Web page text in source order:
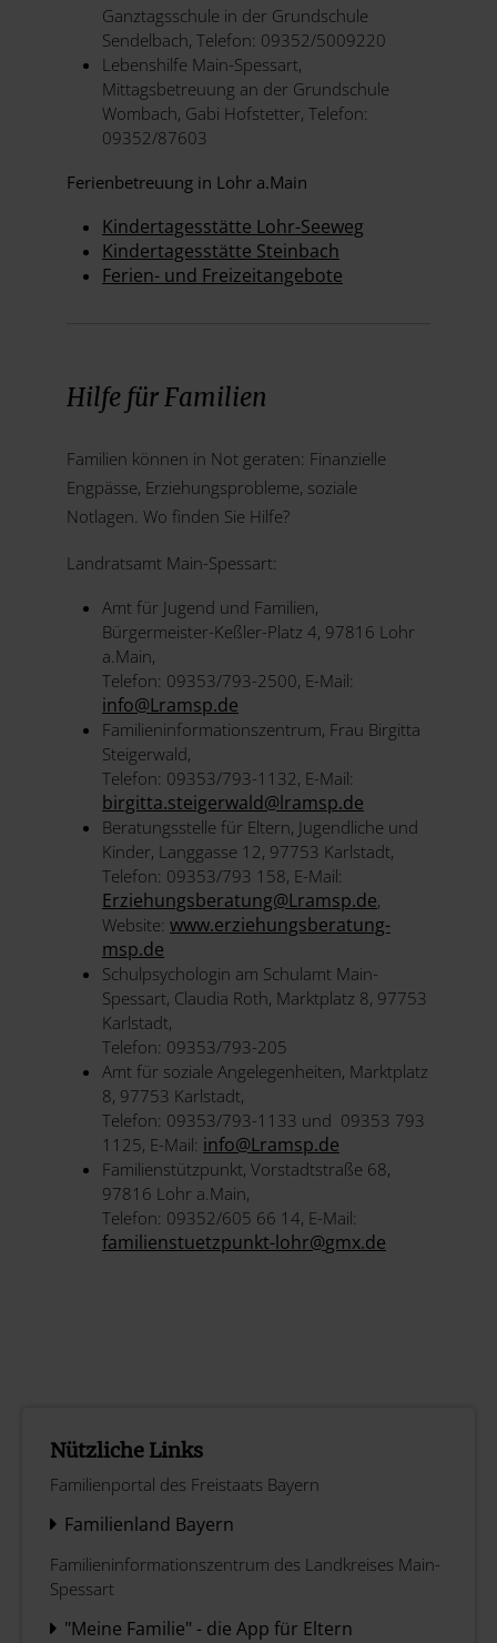
Ganztagsschule in der Grundschule
Sendelbach, Telefon: 09352/5009220
Lebenshilfe Main-Spessart,
Mittagsbetreuung an der Grundschule
Wombach, Gabi Hofstetter, Telefon:
09352/87603
Ferienbetreuung in Lohr a.Main
Kindertagesstätte Lohr-Seeweg
Kindertagesstätte Steinbach
Ferien- und Freizeitangebote
Hilfe für Familien
Familien können in Not geraten: Finanzielle
Engpässe, Erziehungsprobleme, soziale
Notlagen. Wo finden Sie Hilfe?
Landratsamt Main-Spessart:
Amt für Jugend und Familien,
Bürgermeister-Keßler-Platz 4, 97816 Lohr
a.Main,
Telefon: 09353/793-2500, E-Mail:
info@Lramsp.de
Familieninformationszentrum, Frau Birgitta
Steigerwald,
Telefon: 09353/793-1132, E-Mail:
birgitta.steigerwald@lramsp.de
Beratungsstelle für Eltern, Jugendliche und
Kinder, Langgasse 12, 97753 Karlstadt,
Telefon: 09353/793 158, E-Mail:
Erziehungsberatung@Lramsp.de,
Website: www.erziehungsberatung-
msp.de
Schulpsychologin am Schulamt Main-
Spessart, Claudia Roth, Marktplatz 8, 97753
Karlstadt,
Telefon: 09353/793-205
Amt für soziale Angelegenheiten, Marktplatz
8, 97753 Karlstadt,
Telefon: 09353/793-1133 und 09353 793
1125, E-Mail: info@Lramsp.de
Familienstützpunkt, Vorstadtstraße 68,
97816 Lohr a.Main,
Telefon: 09352/605 66 14, E-Mail:
familienstuetzpunkt-lohr@gmx.de
Nützliche Links
Familienportal des Freistaats Bayern
Familienland Bayern
Familieninformationszentrum des Landkreises Main-
Spessart
"Meine Familie" - die App für Eltern